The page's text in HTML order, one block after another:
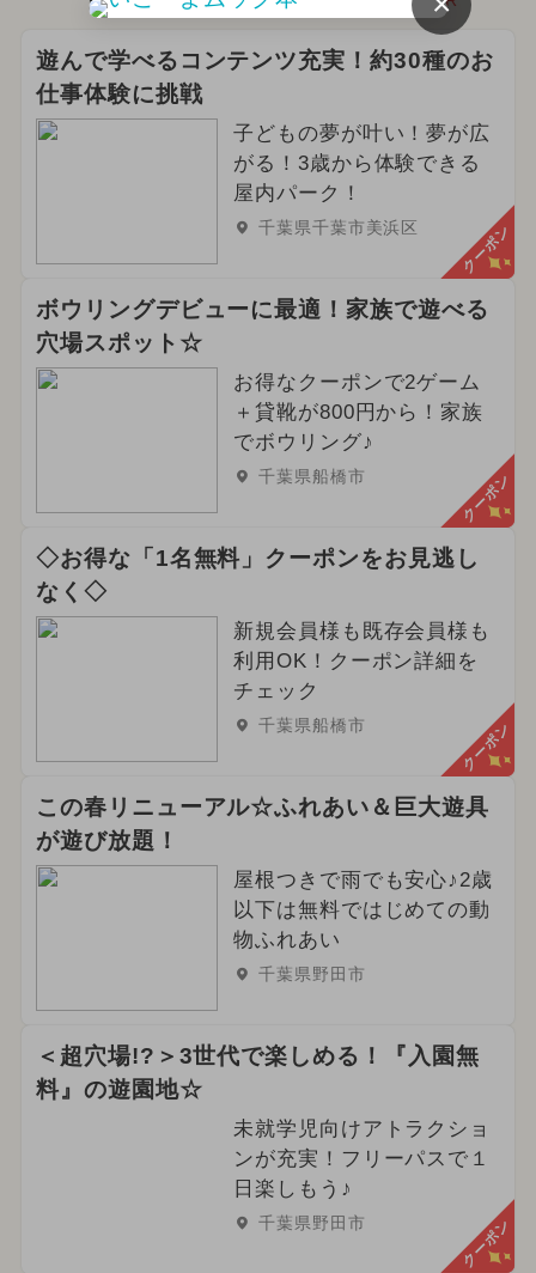
遊んで学べるコンテンツ充実！約30種のお
仕事体験に挑戦
子どもの夢が叶い！夢が広
がる！3歳から体験できる
屋内パーク！
千葉県千葉市美浜区 クーポン
ボウリングデビューに最適！家族で遊べる
穴場スポット☆
お得なクーポンで2ゲーム
＋貸靴が800円から！家族
でボウリング♪
千葉県船橋市 クーポン
◇お得な「1名無料」クーポンをお見逃し
なく◇
新規会員様も既存会員様も
利用OK！クーポン詳細を
チェック
千葉県船橋市 クーポン
この春リニューアル☆ふれあい＆巨大遊具
が遊び放題！
屋根つきで雨でも安心♪2歳
以下は無料ではじめての動
物ふれあい
千葉県野田市
＜超穴場!?＞3世代で楽しめる！『入園無
料』の遊園地☆
未就学児向けアトラクショ
ンが充実！フリーパスで１
日楽しもう♪
千葉県野田市 クーポン